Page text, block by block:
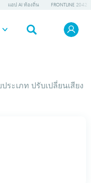
แอป AI ท้องถิ่น FRONTLINE 2042
ะเภท ปรับเปลี่ยนเสียง